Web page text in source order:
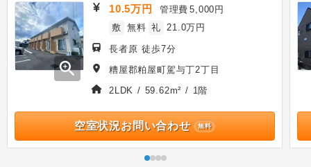
zoom_in
10.5万円 管理費 5,000円
敷 無料 礼 21.0万円
長者原 徒歩7分
糟屋郡粕屋町駕与丁2丁目
2LDK / 59.62m² / 1階
空室状況お問い合わせ 無料